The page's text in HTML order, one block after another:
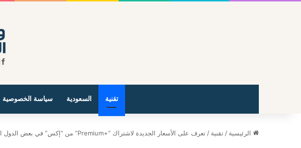
تقنية السعودية سياسة الخصوصية
الرئيسية / تقنية / تعرف على الأسعار الجديدة لاشتراك “Premium+‎” من “إكس” في بعض الدول العربية